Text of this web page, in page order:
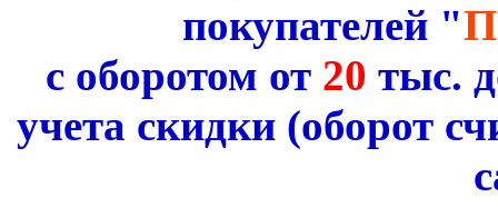
покупателей "
с оборотом от 20 тыс.
учета скидки (оборот